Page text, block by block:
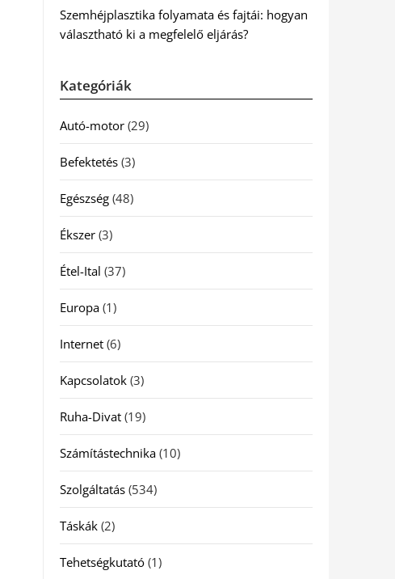
Szemhéjplasztika folyamata és fajtái: hogyan
választható ki a megfelelő eljárás?
Kategóriák
Autó-motor(29)
Befektetés(3)
Egészség(48)
Ékszer(3)
Étel-Ital (37)
Europa(1)
Internet(6)
Kapcsolatok(3)
Ruha-Divat(19)
Számítástechnika(10)
Szolgáltatás(534)
Táskák(2)
Tehetségkutató(1)